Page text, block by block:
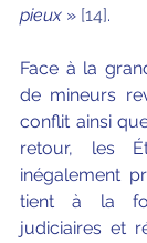
pieux » [14].
Face à la
de mineurs
conflit ainsi
retour, les
inégalement
tient à la
judiciaires et